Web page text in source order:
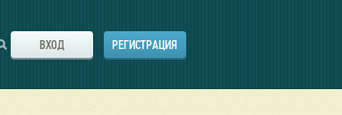
ВХОД РЕГИСТРАЦИЯ